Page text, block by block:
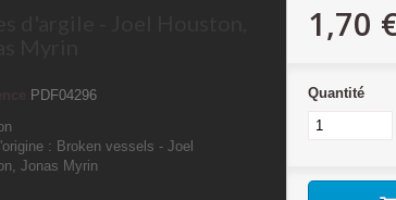
PDF04296
: Broken vessels - Joel
Jonas Myrin
1,70
Quantité